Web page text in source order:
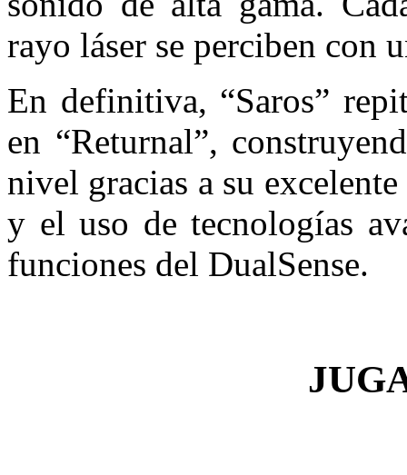
rayo láser se perciben con
En definitiva, “Saros”
en “Returnal”,
nivel gracias a su
y el uso de tecnologías
funciones del DualSense.